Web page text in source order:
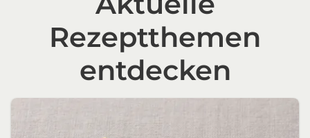
Rezeptthemen
entdecken